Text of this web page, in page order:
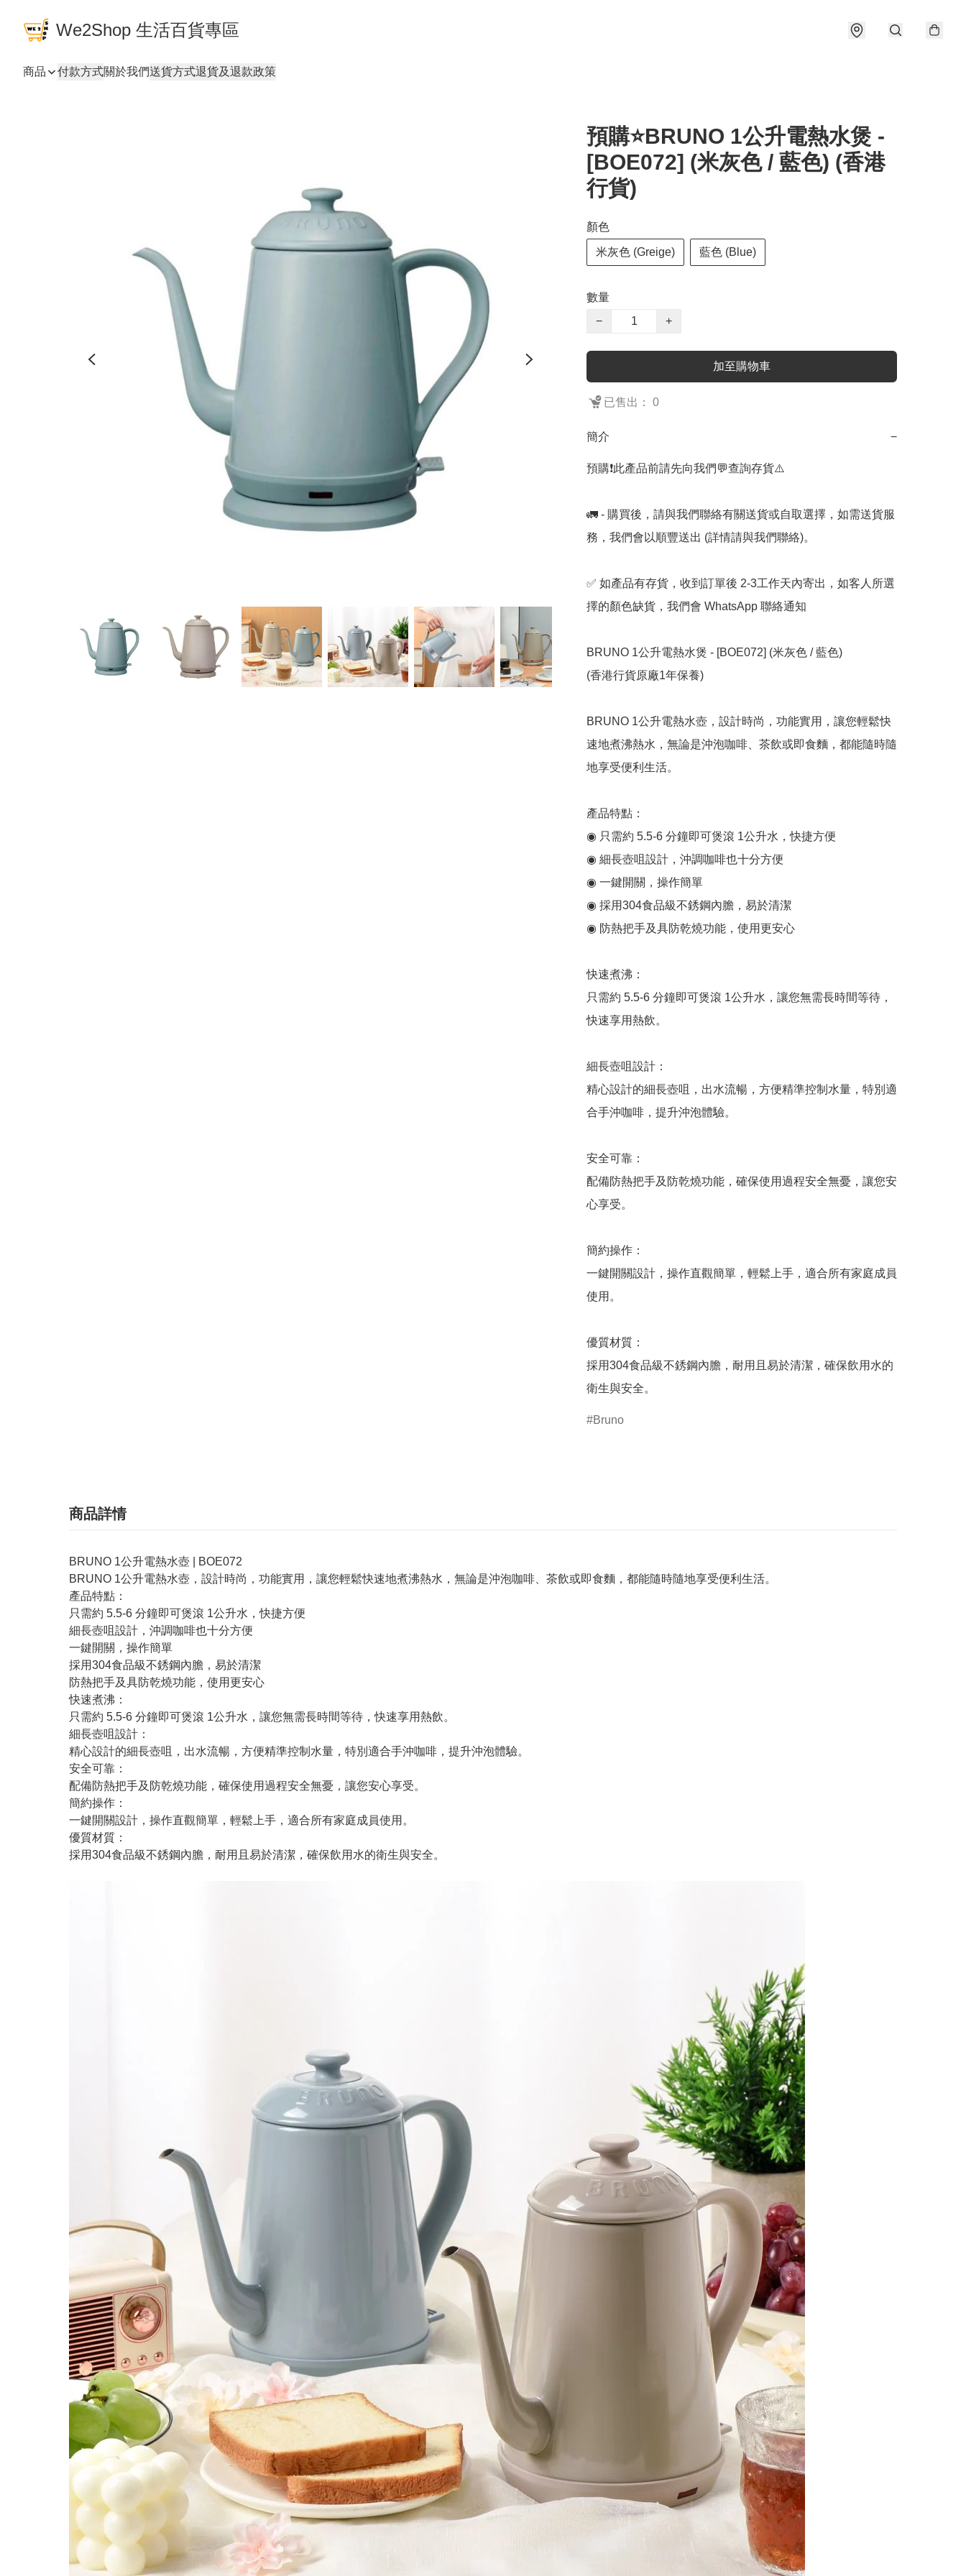
We2Shop 生活百貨專區
商品 付款方式關於我們送貨方式退貨及退款政策
預購⭐️BRUNO 1公升電熱水煲 -
[BOE072] (米灰色 / 藍色) (香港
行貨)
顏色
米灰色 (Greige) 藍色 (Blue)
數量
−
+
加至購物車
已售出： 0
簡介 −
預購❗️此產品前請先向我們💬查詢存貨⚠️
🚛 - 購買後，請與我們聯絡有關送貨或自取選擇，如需送貨服
務，我們會以順豐送出 (詳情請與我們聯絡)。
✅ 如產品有存貨，收到訂單後 2-3工作天內寄出，如客人所選
擇的顏色缺貨，我們會 WhatsApp 聯絡通知
BRUNO 1公升電熱水煲 - [BOE072] (米灰色 / 藍色)
(香港行貨原廠1年保養)
BRUNO 1公升電熱水壺，設計時尚，功能實用，讓您輕鬆快
速地煮沸熱水，無論是沖泡咖啡、茶飲或即食麵，都能隨時隨
地享受便利生活。
產品特點：
◉ 只需約 5.5-6 分鐘即可煲滾 1公升水，快捷方便
◉ 細長壺咀設計，沖調咖啡也十分方便
◉ 一鍵開關，操作簡單
◉ 採用304食品級不銹鋼內膽，易於清潔
◉ 防熱把手及具防乾燒功能，使用更安心
快速煮沸：
只需約 5.5-6 分鐘即可煲滾 1公升水，讓您無需長時間等待，
快速享用熱飲。
細長壺咀設計：
精心設計的細長壺咀，出水流暢，方便精準控制水量，特別適
合手沖咖啡，提升沖泡體驗。
安全可靠：
配備防熱把手及防乾燒功能，確保使用過程安全無憂，讓您安
心享受。
簡約操作：
一鍵開關設計，操作直觀簡單，輕鬆上手，適合所有家庭成員
使用。
優質材質：
採用304食品級不銹鋼內膽，耐用且易於清潔，確保飲用水的
衛生與安全。
Bruno
商品詳情
BRUNO 1公升電熱水壺 | BOE072
BRUNO 1公升電熱水壺，設計時尚，功能實用，讓您輕鬆快速地煮沸熱水，無論是沖泡咖啡、茶飲或即食麵，都能隨時隨地享受便利生活。
產品特點：
只需約 5.5-6 分鐘即可煲滾 1公升水，快捷方便
細長壺咀設計，沖調咖啡也十分方便
一鍵開關，操作簡單
採用304食品級不銹鋼內膽，易於清潔
防熱把手及具防乾燒功能，使用更安心
快速煮沸：
只需約 5.5-6 分鐘即可煲滾 1公升水，讓您無需長時間等待，快速享用熱飲。
細長壺咀設計：
精心設計的細長壺咀，出水流暢，方便精準控制水量，特別適合手沖咖啡，提升沖泡體驗。
安全可靠：
配備防熱把手及防乾燒功能，確保使用過程安全無憂，讓您安心享受。
簡約操作：
一鍵開關設計，操作直觀簡單，輕鬆上手，適合所有家庭成員使用。
優質材質：
採用304食品級不銹鋼內膽，耐用且易於清潔，確保飲用水的衛生與安全。